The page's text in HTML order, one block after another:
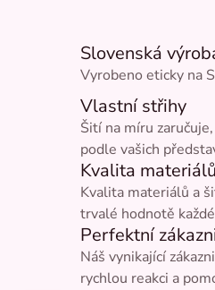
Slovenská
Vyrobeno eticky na
Vlastní střihy
Šití na míru
podle vašich
Kvalita
Kvalita materiálů a
trvalé hodnotě
Perfektní
Náš vynikající
rychlou reakci a